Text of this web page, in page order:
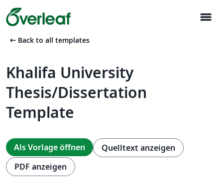
menu
arrow_left_alt Back to all templates
Khalifa University
Thesis/Dissertation
Template
Als Vorlage öffnen
Quelltext anzeigen
PDF anzeigen